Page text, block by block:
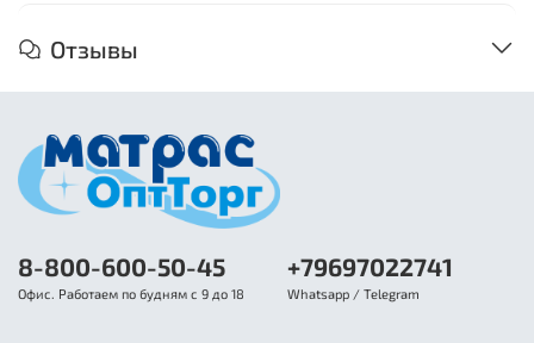
Отзывы
8-800-600-50-45
Офис. Работаем по будням с 9 до 18
+79697022741
Whatsapp / Telegram